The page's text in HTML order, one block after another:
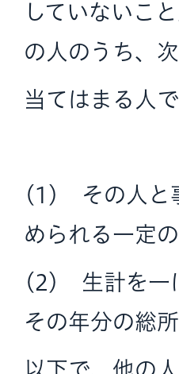
していないこ
の人のうち、
当てはまる人で
(1) その人と
められる一定
(2) 生計を一
その年分の総
以下で、他の